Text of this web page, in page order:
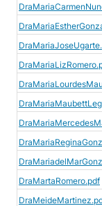
DraMartaRomero.pdf